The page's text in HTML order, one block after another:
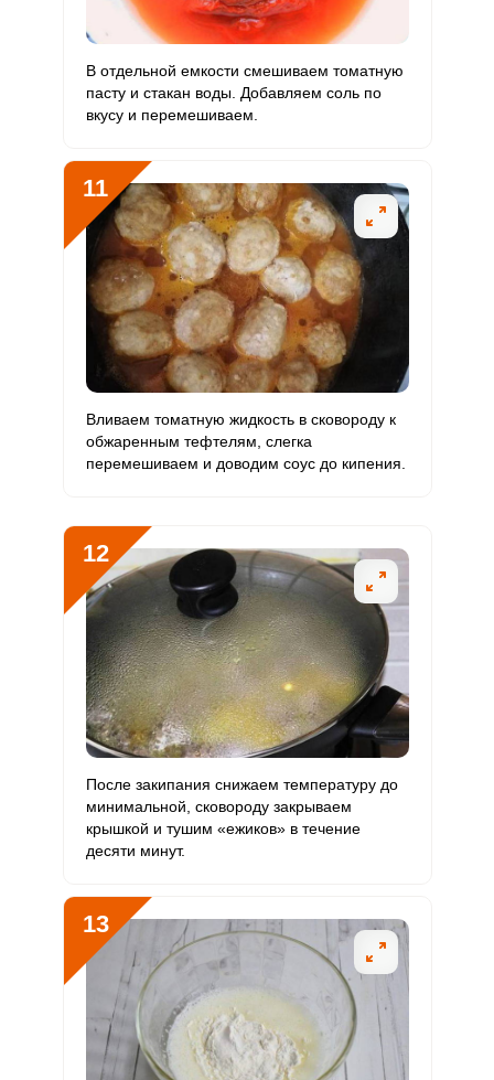
В отдельной емкости смешиваем томатную
пасту и стакан воды. Добавляем соль по
вкусу и перемешиваем.
11
Вливаем томатную жидкость в сковороду к
обжаренным тефтелям, слегка
перемешиваем и доводим соус до кипения.
12
После закипания снижаем температуру до
минимальной, сковороду закрываем
крышкой и тушим «ежиков» в течение
десяти минут.
13
ВХОД НА САЙТ
с помощью социальных сетей:
или
1 ИЗ 17
Сообщить об ошибке